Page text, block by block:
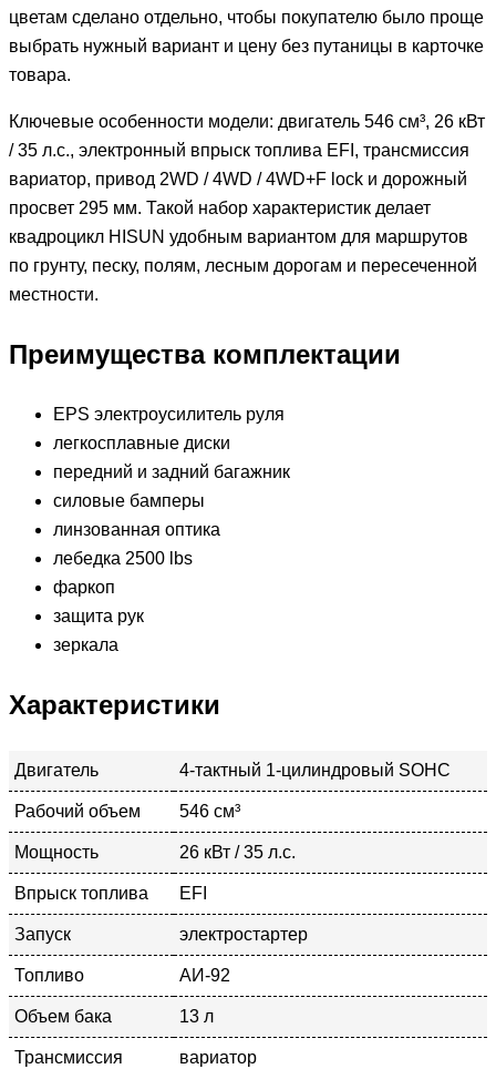
цветам сделано отдельно, чтобы покупателю было проще
выбрать нужный вариант и цену без путаницы в карточке
товара.
Ключевые особенности модели: двигатель 546 см³, 26 кВт
/ 35 л.с., электронный впрыск топлива EFI, трансмиссия
вариатор, привод 2WD / 4WD / 4WD+F lock и дорожный
просвет 295 мм. Такой набор характеристик делает
квадроцикл HISUN удобным вариантом для маршрутов
по грунту, песку, полям, лесным дорогам и пересеченной
местности.
Преимущества комплектации
EPS электроусилитель руля
легкосплавные диски
передний и задний багажник
силовые бамперы
линзованная оптика
лебедка 2500 lbs
фаркоп
защита рук
зеркала
Характеристики
Двигатель 4-тактный 1-цилиндровый SOHC
Рабочий объем 546 см³
Мощность 26 кВт / 35 л.с.
Впрыск топлива EFI
Запуск электростартер
Топливо АИ-92
Объем бака 13 л
Трансмиссия вариатор